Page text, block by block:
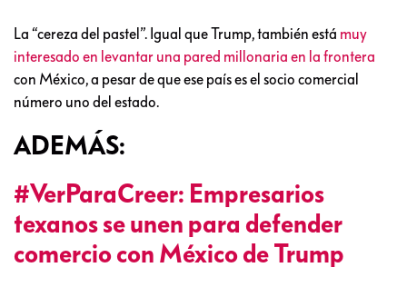
La “cereza del pastel”. Igual que Trump, también está muy
interesado en levantar una pared millonaria en la frontera
con México, a pesar de que ese país es el socio comercial
número uno del estado.
ADEMÁS:
#VerParaCreer: Empresarios
texanos se unen para defender
comercio con México de Trump